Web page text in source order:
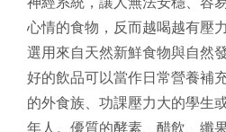
心情的食物，反而越喝越有壓力
選用來自天然新鮮食物與自然
好的飲品可以當作日常營養補
的外食族、功課壓力大的學生
年人。優質的酵素、醋飲、纖